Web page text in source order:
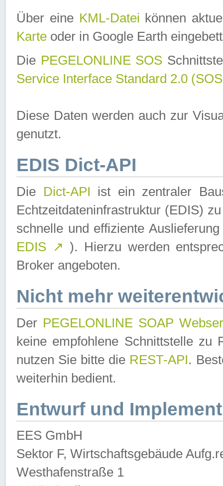
Über eine KML-Datei können
Karte oder in Google Earth
Die PEGELONLINE SOS
Service Interface Standard 2.0
Diese Daten werden auch zur
genutzt.
EDIS Dict-API
Die Dict-API ist ein zentraler
Echtzeitdateninfrastruktur (EDIS)
schnelle und effiziente
EDIS ↗ ). Hierzu werden
Broker angeboten.
Nicht mehr
Der PEGELONLINE SOAP
keine empfohlene Schnittstelle zu
nutzen Sie bitte die REST-API.
weiterhin bedient.
Entwurf und
EES GmbH
Sektor F, Wirtschaftsgebäude
Westhafenstraße 1